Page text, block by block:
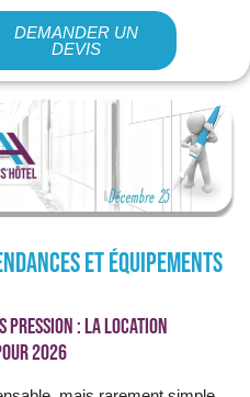
DEMANDER UN
DEVIS
et équipements
pression : la location
2026